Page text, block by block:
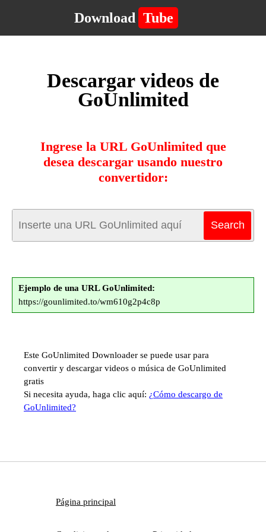
Download Tube
Descargar videos de
GoUnlimited
Ingrese la URL GoUnlimited que
desea descargar usando nuestro
convertidor:
Ejemplo de una URL GoUnlimited:
https://gounlimited.to/wm610g2p4c8p
Este GoUnlimited Downloader se puede usar para
convertir y descargar videos o música de GoUnlimited
gratis
Si necesita ayuda, haga clic aquí: ¿Cómo descargo de
GoUnlimited?
Página principal